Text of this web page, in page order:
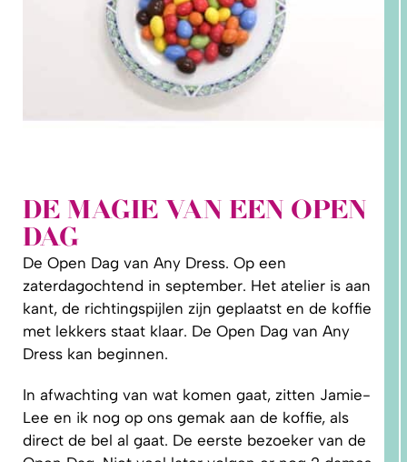
DE MAGIE VAN EEN OPEN
DAG
De Open Dag van Any Dress. Op een
zaterdagochtend in september. Het atelier is aan
kant, de richtingspijlen zijn geplaatst en de koffie
met lekkers staat klaar. De Open Dag van Any
Dress kan beginnen.
In afwachting van wat komen gaat, zitten Jamie-
Lee en ik nog op ons gemak aan de koffie, als
direct de bel al gaat. De eerste bezoeker van de